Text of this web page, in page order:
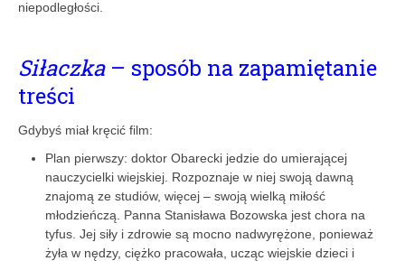
niepodległości.
Siłaczka– sposób na zapamiętanie
treści
Gdybyś miał kręcić film:
Plan pierwszy: doktor Obarecki jedzie do umierającej
nauczycielki wiejskiej. Rozpoznaje w niej swoją dawną
znajomą ze studiów, więcej – swoją wielką miłość
młodzieńczą. Panna Stanisława Bozowska jest chora na
tyfus. Jej siły i zdrowie są mocno nadwyrężone, ponieważ
żyła w nędzy, ciężko pracowała, ucząc wiejskie dzieci i